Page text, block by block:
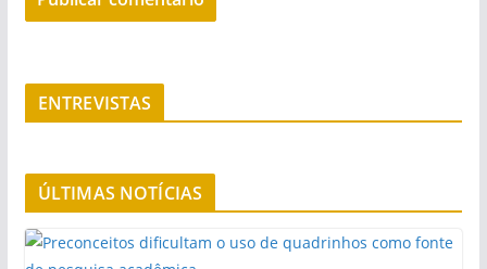
ENTREVISTAS
ÚLTIMAS NOTÍCIAS